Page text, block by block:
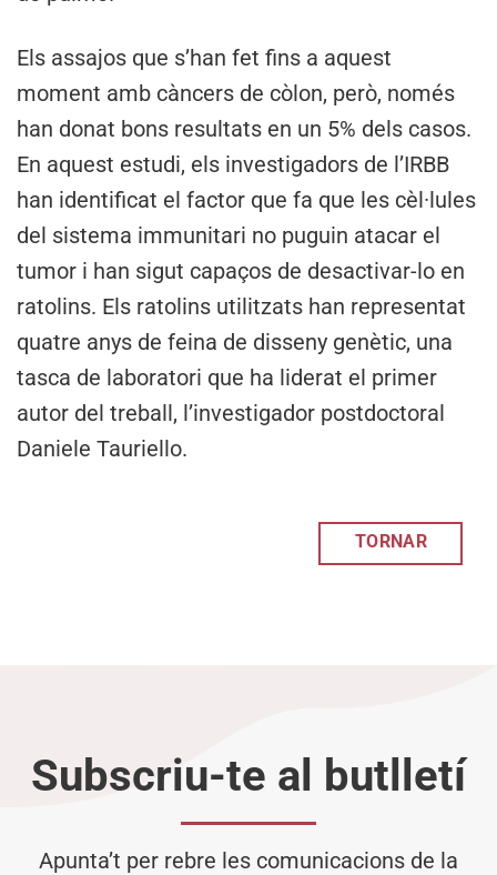
Els assajos que s’han fet fins a aquest
moment amb càncers de còlon, però, només
han donat bons resultats en un 5% dels casos.
En aquest estudi, els investigadors de l’IRBB
han identificat el factor que fa que les cèl·lules
del sistema immunitari no puguin atacar el
tumor i han sigut capaços de desactivar-lo en
ratolins. Els ratolins utilitzats han representat
quatre anys de feina de disseny genètic, una
tasca de laboratori que ha liderat el primer
autor del treball, l’investigador postdoctoral
Daniele Tauriello.
TORNAR
Subscriu-te al butlletí
Apunta’t per rebre les comunicacions de la